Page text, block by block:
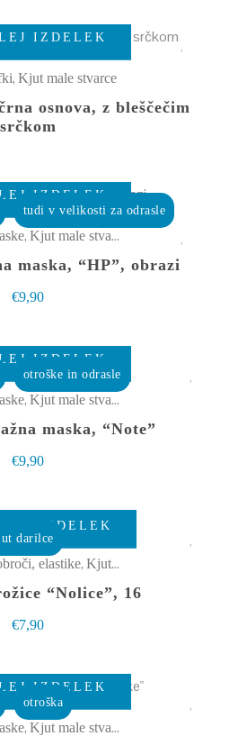
na
IZDELEK
, Kjut male stvarce
osnova, z bleščečim
srčkom
tudi v velikosti za odrasle
IZDELEK
Ta
izdelek
ima
več
na
izdelka
, Kjut male stvarce
maska, “HP”, obrazi
€9,90
otroške in odrasle
IZDELEK
Ta
več
na
izdelka
, Kjut male stvarce
maska, “Note”
€9,90
darilce
IZDELEK
elastike, Kjut male stvarce
“Nolice”, 16
€7,90
otroška
IZDELEK
Ta
, Kjut male stvarce